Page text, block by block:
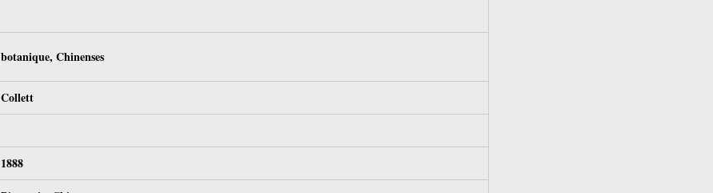
botanique, Chinenses
Collett
1888